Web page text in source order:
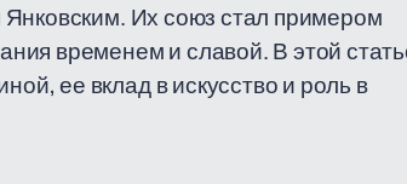
Янковским. Их союз стал примером
временем и славой. В этой
ее вклад в искусство и роль в